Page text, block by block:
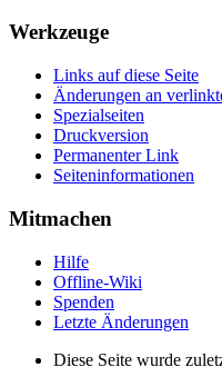
Werkzeuge
Links auf diese Seite
Änderungen an
Spezialseiten
Druckversion
Permanenter Link
Seiten­informationen
Mitmachen
Hilfe
Offline-Wiki
Spenden
Letzte Änderungen
Diese Seite wurde